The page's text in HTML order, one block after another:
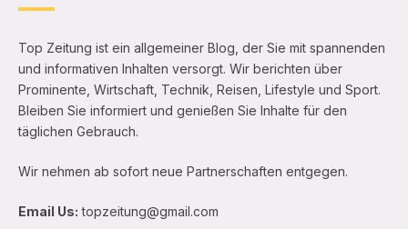
Top Zeitung ist ein allgemeiner Blog, der Sie mit spannenden
und informativen Inhalten versorgt. Wir berichten über
Prominente, Wirtschaft, Technik, Reisen, Lifestyle und Sport.
Bleiben Sie informiert und genießen Sie Inhalte für den
täglichen Gebrauch.
Wir nehmen ab sofort neue Partnerschaften entgegen.
Email Us: topzeitung@gmail.com